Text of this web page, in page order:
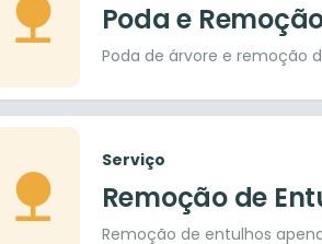
Poda e
Poda de árvore e remoção
Serviço
Remoção de
Remoção de entulhos